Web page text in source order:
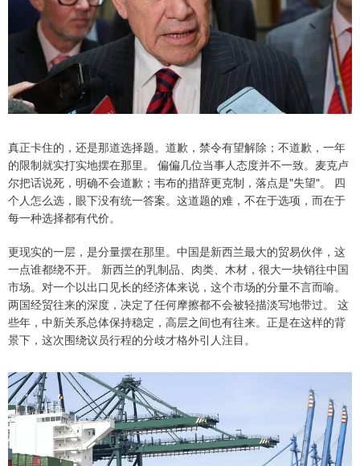
真正卡住的，还是那道选择题。道歉，禁令有望解除；不道歉，一年
的限制就实打实地摆在那里。 偏偏几位当事人态度并不一致。麦克卢
尔把话说死，明确不会道歉；韦布的措辞更克制，落点是"失望"。 四
个人怎么选，眼下没有统一答案。这道题的难，不在于选项，而在于
每一种选择都有代价。
更现实的一层，是分量摆在那里。中国是新西兰最大的贸易伙伴，这
一点谁都绕不开。 新西兰的乳制品、肉类、木材，很大一块销往中国
市场。对一个以出口见长的经济体来说，这个市场的分量不言而喻。
两国经贸往来的深度，决定了任何摩擦都不会被轻描淡写地带过。 这
些年，中新关系总体保持稳定，高层之间也有往来。正是在这样的背
景下，这次围绕议员行程的分歧才格外引人注目。